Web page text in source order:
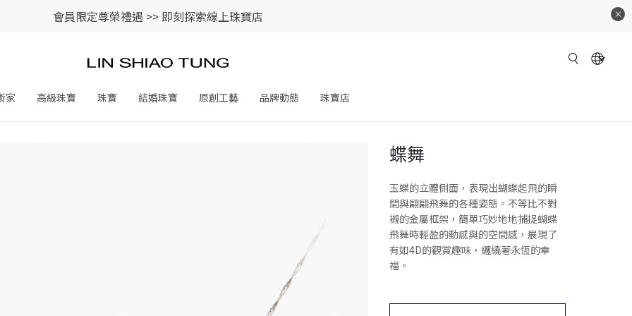
會員限定尊榮禮遇 >> 即刻探索線上珠寶店
家 高級珠寶 珠寶 結婚珠寶 原創工藝 品牌動態 珠寶店
蝶舞
玉蝶的立體側面，表現出蝴蝶起飛的瞬
間與翩翩飛舞的各種姿態。不等比不對
襯的金屬框架，簡單巧妙地地捕捉蝴蝶
飛舞時輕盈的動感與的空間感，展現了
有如4D的觀賞趣味，纏繞著永恆的幸
福。